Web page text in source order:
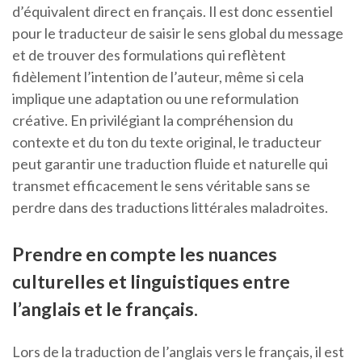
d’équivalent direct en français. Il est donc essentiel
pour le traducteur de saisir le sens global du message
et de trouver des formulations qui reflètent
fidèlement l’intention de l’auteur, même si cela
implique une adaptation ou une reformulation
créative. En privilégiant la compréhension du
contexte et du ton du texte original, le traducteur
peut garantir une traduction fluide et naturelle qui
transmet efficacement le sens véritable sans se
perdre dans des traductions littérales maladroites.
Prendre en compte les nuances
culturelles et linguistiques entre
l’anglais et le français.
Lors de la traduction de l’anglais vers le français, il est